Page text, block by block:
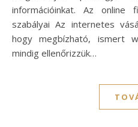
információinkat. Az online
szabályai Az internetes
hogy megbízható, ismert
mindig ellenőrizzük…